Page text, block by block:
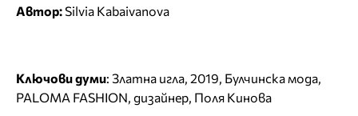
Автор:Silvia Kabaivanova
Ключови думи: Златна игла 2019 Булчинска мода
PALOMA FASHION дизайнер Поля Кинова